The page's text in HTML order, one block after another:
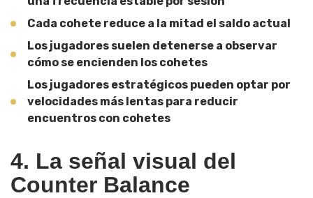
Cada cohete reduce a la mitad el saldo actual
Los jugadores suelen detenerse a observar
cómo se encienden los cohetes
Los jugadores estratégicos pueden optar por
velocidades más lentas para reducir
encuentros con cohetes
4. La señal visual del
Counter Balance